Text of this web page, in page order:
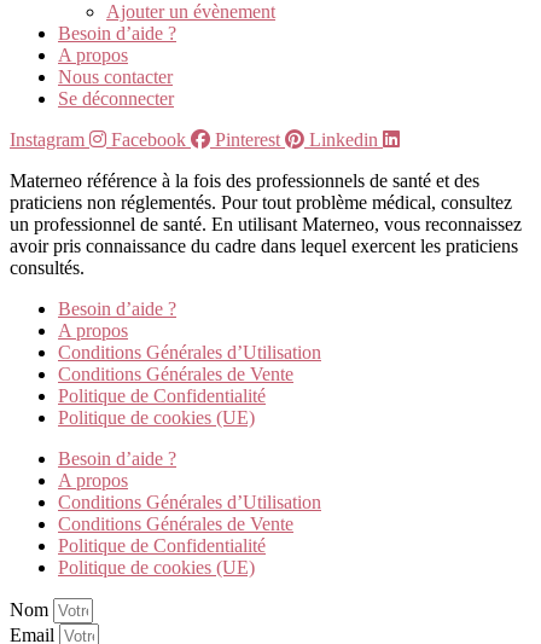
Ajouter un évènement
Besoin d’aide ?
A propos
Nous contacter
Se déconnecter
Instagram
Facebook Pinterest
Linkedin
Materneo référence à la fois des professionnels de santé et des
praticiens non réglementés. Pour tout problème médical, consultez
un professionnel de santé. En utilisant Materneo, vous reconnaissez
avoir pris connaissance du cadre dans lequel exercent les praticiens
consultés.
Besoin d’aide ?
A propos
Conditions Générales d’Utilisation
Conditions Générales de Vente
Politique de Confidentialité
Politique de cookies (UE)
Besoin d’aide ?
A propos
Conditions Générales d’Utilisation
Conditions Générales de Vente
Politique de Confidentialité
Politique de cookies (UE)
Nom
Email